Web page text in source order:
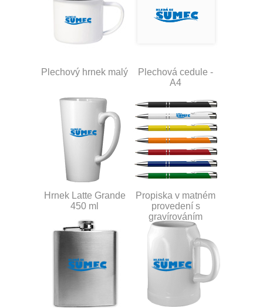
Plechový hrnek malý
Plechová cedule -
A4
Hrnek Latte Grande
450 ml
Propiska v matném
provedení s
gravírováním